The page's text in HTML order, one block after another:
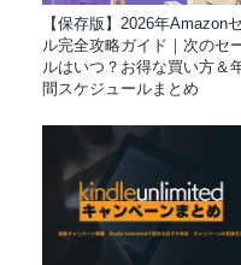
【保存版】2026年Amazon
ル完全攻略ガイド｜次のセ
ルはいつ？お得な買い方＆
間スケジュールまとめ